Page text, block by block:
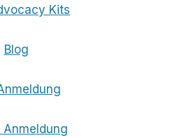
Kits
Blog
Anmeldung